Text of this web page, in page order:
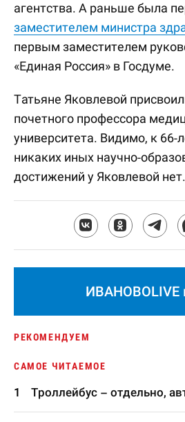
агентства. А раньше была
заместителем министра
первым заместителем
«Единая Россия» в Госдуме.
Татьяне Яковлевой
почетного профессора
университета. Видимо, к 66-
никаких иных научно-
достижений у Яковлевой нет.
ИВАНОВОLIVE
РЕКОМЕНДУЕМ
САМОЕ ЧИТАЕМОЕ
Троллейбус – отдельно,